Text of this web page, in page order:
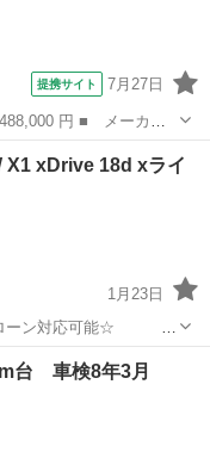
提携サイト 7月27日
ード名： ２１８ｄ
ル バックカメラ Ｅ
X1 xDrive 18d xライ
1月23日
ートをされる主婦の
ローンが組めない方
台 車検8年3月